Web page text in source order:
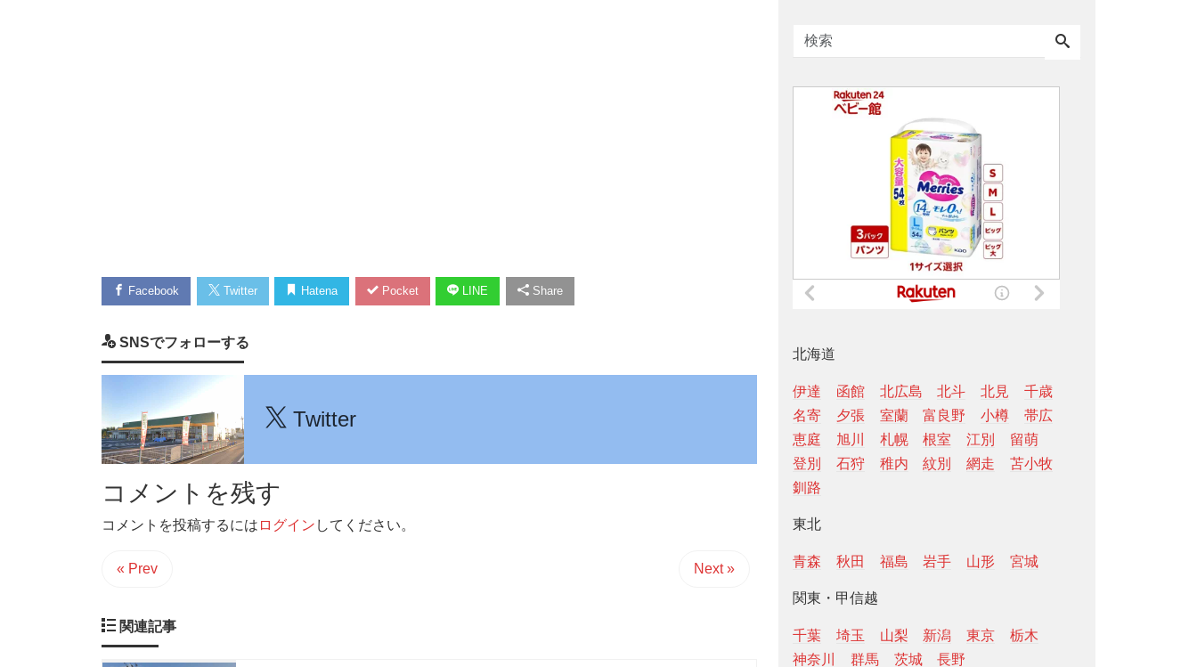
Facebook Twitter Hatena Pocket LINE Share
SNSでフォローする
Twitter
コメントを残す
コメントを投稿するには ログイン してください。
« Prev Next »
関連記事
北海道
伊達 函館 北広島 北斗 北見
千歳
名寄
夕張 室蘭 富良野 小樽
帯広
恵庭
旭川 札幌 根室 江別
留萌
登別
石狩 稚内 紋別 網走
苫小牧
釧路
東北
青森 秋田 福島 岩手 山形 宮城
関東・甲信越
千葉 埼玉 山梨 新潟 東京
栃木
神奈川
群馬 茨城 長野